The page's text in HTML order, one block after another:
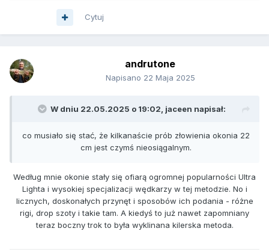
Cytuj
andrutone
Napisano 22 Maja 2025
W dniu 22.05.2025 o 19:02, jaceen napisał:
co musiało się stać, że kilkanaście prób złowienia okonia 22
cm jest czymś nieosiągalnym.
Według mnie okonie stały się ofiarą ogromnej popularności Ultra
Lighta i wysokiej specjalizacji wędkarzy w tej metodzie. No i
licznych, doskonałych przynęt i sposobów ich podania - różne
rigi, drop szoty i takie tam. A kiedyś to już nawet zapomniany
teraz boczny trok to była wyklinana kilerska metoda.